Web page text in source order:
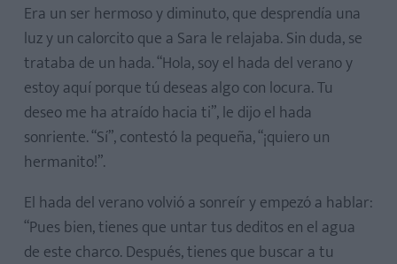
Era un ser hermoso y diminuto, que desprendía una
luz y un calorcito que a Sara le relajaba. Sin duda, se
trataba de un hada. “Hola, soy el hada del verano y
estoy aquí porque tú deseas algo con locura. Tu
deseo me ha atraído hacia ti”, le dijo el hada
sonriente. “Sí”, contestó la pequeña, “¡quiero un
hermanito!”.
El hada del verano volvió a sonreír y empezó a hablar:
“Pues bien, tienes que untar tus deditos en el agua
de este charco. Después, tienes que buscar a tu